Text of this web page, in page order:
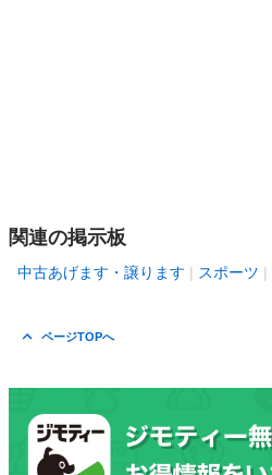
関連の掲示板
中古あげます・譲ります スポーツ
ページTOPへ